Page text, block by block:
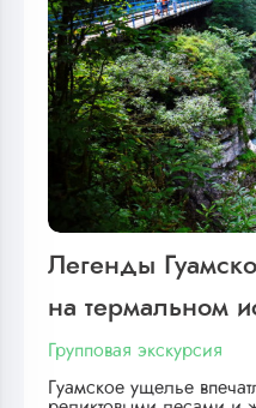
Легенды
на термальном
Групповая экскурсия
Гуамское ущелье